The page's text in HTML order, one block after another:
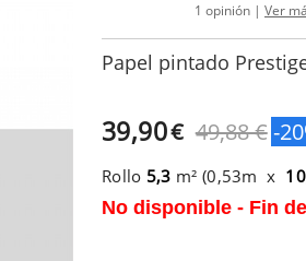
1 opinión | Ver
Papel pintado
39,90€ 49,88 €-
Rollo 5,3 m² (0,53m x
No disponible - Fin